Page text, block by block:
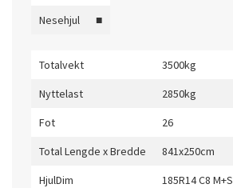
Nesehjul
■
Totalvekt
3500kg
Nyttelast
2850kg
Fot
26
Total Lengde x Bredde
841x250cm
HjulDim
185R14 C8 M+S